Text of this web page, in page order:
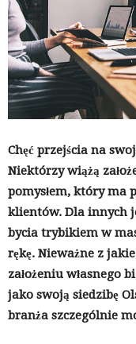
Chęć przejścia na
Niektórzy wiążą
pomysłem, który ma
klientów. Dla innych
bycia trybikiem w
rękę. Nieważne z
założeniu własnego
jako swoją siedzibę
branża szczególnie